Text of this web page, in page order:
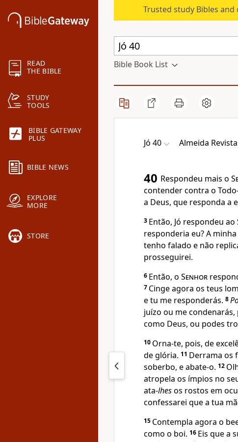
READ
THE BIBLE
STUDY
TOOLS
BIBLE GATEWAY
PLUS
BIBLE NEWS
EXPLORE
MORE
STORE
Trusted study Bibles
Bible Book List
Jó 40 Almeida
40 Respondeu mais o
contender contra o
a Deus, que responda a
3 Então, Jó respondeu ao
responderia eu? A
tenho falado e não
prosseguirei.
6 Então, o Senhor
7 Cinge agora os teus
e tu me responderás. 8
juízo ou me
como Deus, ou podes
10 Orna-te, pois, de
de glória. 11 Derrama os
soberbo, e abate-o. 12
atropela os ímpios no
ata-lhesos rostos em
confessarei que a tua
15 Contempla agora o
como o boi. 16 Eis que a